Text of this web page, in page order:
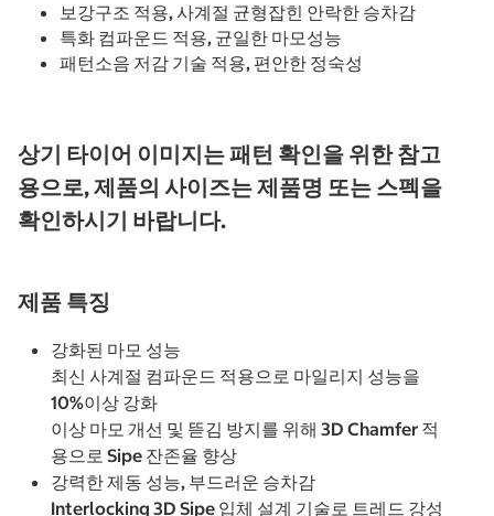
보강구조 적용, 사계절 균형잡힌 안락한 승차감
특화 컴파운드 적용, 균일한 마모성능
패턴소음 저감 기술 적용, 편안한 정숙성
상기 타이어 이미지는 패턴 확인을 위한 참고
용으로, 제품의 사이즈는 제품명 또는 스펙을
확인하시기 바랍니다.
제품 특징
강화된 마모 성능
최신 사계절 컴파운드 적용으로 마일리지 성능을
10%이상 강화
이상 마모 개선 및 뜯김 방지를 위해 3D Chamfer 적
용으로 Sipe 잔존율 향상
강력한 제동 성능, 부드러운 승차감
Interlocking 3D Sipe 입체 설계 기술로 트레드 강성